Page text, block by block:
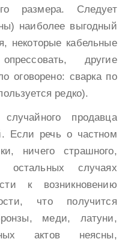
размера. Следует
наиболее выгодный
некоторые кабельные
другие
оговорено: сварка по
редко).
продавца
Если речь о частном
ничего страшного,
случаях
к возникновению
что получится
меди, латуни,
актов неясны,